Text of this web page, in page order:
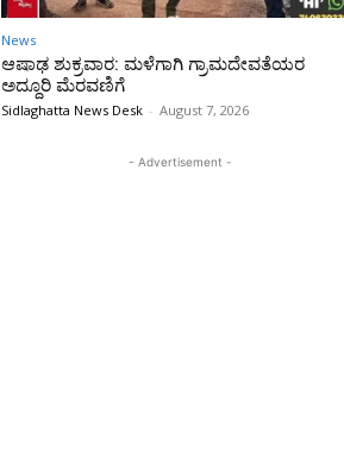
News
ಆಷಾಢ ಶುಕ್ರವಾರ: ಮಳೆಗಾಗಿ ಗ್ರಾಮದೇವತೆಯರ
ಅದ್ದೂರಿ ಮೆರವಣಿಗೆ
Sidlaghatta News Desk - August 7, 2026
- Advertisement -